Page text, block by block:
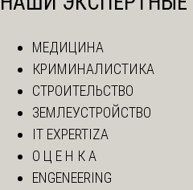
МЕДИЦИНА
КРИМИНАЛИСТИКА
СТРОИТЕЛЬСТВО
ЗЕМЛЕУСТРОЙСТВО
IT EXPERTIZA
О Ц Е Н К А
ENGENEERING